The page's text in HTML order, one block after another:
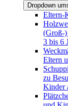
Dropdown
Eltern-
(Groß-
3 bis 6
Eltern
zu
Kinder